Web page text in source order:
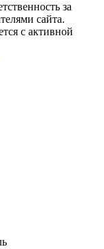
за
сайта.
с активной